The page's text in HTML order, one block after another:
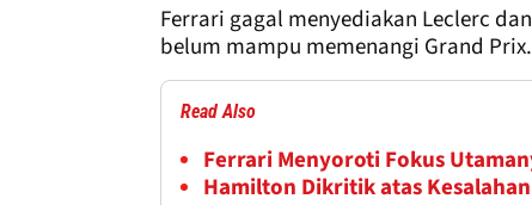
Ferrari gagal menyediakan Leclerc
belum mampu memenangi Grand Prix.
Read Also
Ferrari Menyoroti Fokus
Hamilton Dikritik atas